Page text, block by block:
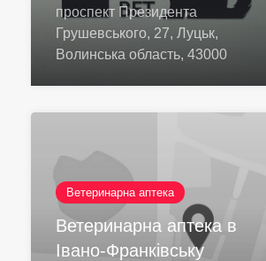
проспект Президента
Грушевського, 27, Луцьк,
Волинська область, 43000
Ветеринарна аптека
Ветеринарна аптека в
Івано-Франківську